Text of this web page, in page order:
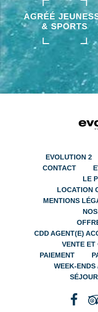
AGRÉÉ
& SPORTS
EVOLUTION 2
CONTACT
LE
LOCATION
MENTIONS
CDD AGENT(E)
VENTE ET
PAIEMENT
WEEK-ENDS